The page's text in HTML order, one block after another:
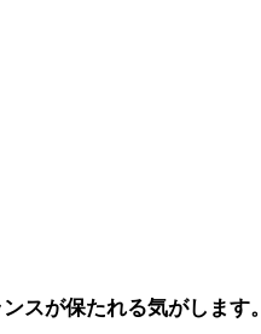
スが保たれる気がします。